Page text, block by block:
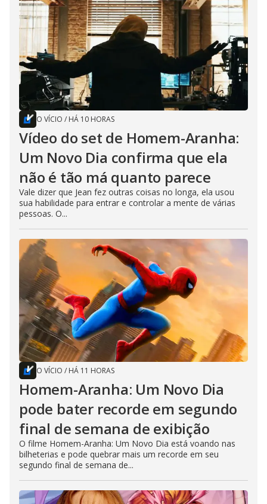
O VÍCIO / HÁ 10 HORAS
Vídeo do set de Homem-Aranha:
Um Novo Dia confirma que ela
não é tão má quanto parece
Vale dizer que Jean fez outras coisas no longa, ela usou
sua habilidade para entrar e controlar a mente de várias
pessoas. O...
O VÍCIO / HÁ 11 HORAS
Homem-Aranha: Um Novo Dia
pode bater recorde em segundo
final de semana de exibição
O filme Homem-Aranha: Um Novo Dia está voando nas
bilheterias e pode quebrar mais um recorde em seu
segundo final de semana de...